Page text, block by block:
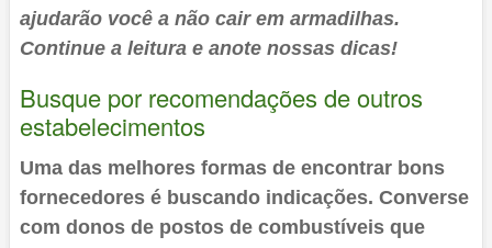
ajudarão você a não cair em armadilhas.
Continue a leitura e anote nossas dicas!
Busque por recomendações de outros
estabelecimentos
Uma das melhores formas de encontrar bons
fornecedores é buscando indicações. Converse
com donos de postos de combustíveis que